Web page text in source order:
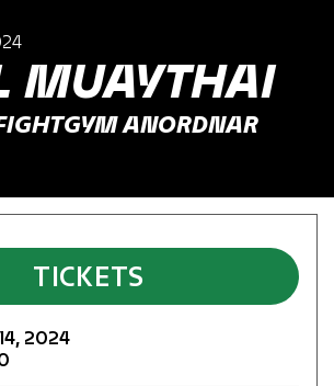
MUAYTHAI
ANORDNAR
TICKETS
2024